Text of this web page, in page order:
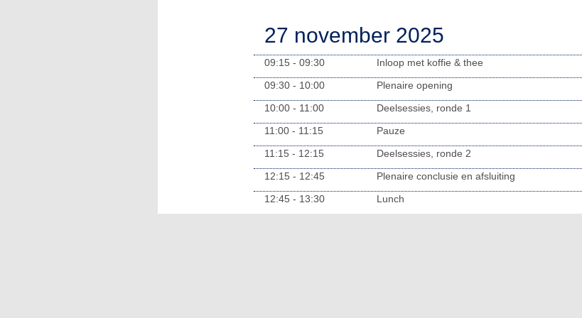
27 november 2025
09:15 - 09:30
Inloop met koffie & thee
09:30 - 10:00
Plenaire opening
10:00 - 11:00
Deelsessies, ronde 1
11:00 - 11:15
Pauze
11:15 - 12:15
Deelsessies, ronde 2
12:15 - 12:45
Plenaire conclusie en afsluiting
12:45 - 13:30
Lunch